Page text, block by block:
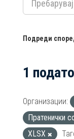
Подреди
1
Организации:
Пратенички
XLSX